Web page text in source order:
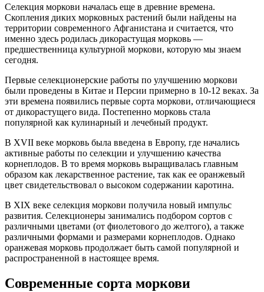
Селекция моркови началась еще в древние времена.
Скопления диких морковных растений были найдены на
территории современного Афганистана и считается, что
именно здесь родилась дикорастущая морковь —
предшественница культурной моркови, которую мы знаем
сегодня.
Первые селекционерские работы по улучшению моркови
были проведены в Китае и Персии примерно в 10-12 веках. За
эти времена появились первые сорта моркови, отличающиеся
от дикорастущего вида. Постепенно морковь стала
популярной как кулинарный и лечебный продукт.
В XVII веке морковь была введена в Европу, где начались
активные работы по селекции и улучшению качества
корнеплодов. В то время морковь выращивалась главным
образом как лекарственное растение, так как ее оранжевый
цвет свидетельствовал о высоком содержании каротина.
В XIX веке селекция моркови получила новый импульс
развития. Селекционеры занимались подбором сортов с
различными цветами (от фиолетового до желтого), а также
различными формами и размерами корнеплодов. Однако
оранжевая морковь продолжает быть самой популярной и
распространенной в настоящее время.
Современные сорта моркови